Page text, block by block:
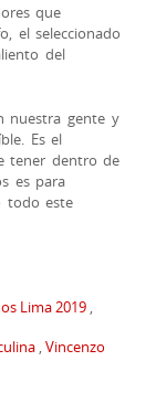
que
el seleccionado
del
nuestra gente y
Es el
tener dentro de
es para
todo este
Lima 2019 ,
,Vincenzo